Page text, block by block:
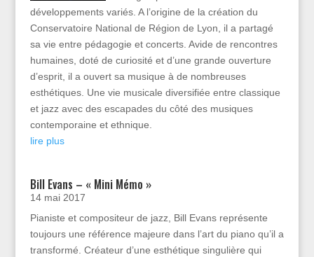
développements variés. A l’origine de la création du
Conservatoire National de Région de Lyon, il a partagé
sa vie entre pédagogie et concerts. Avide de rencontres
humaines, doté de curiosité et d’une grande ouverture
d’esprit, il a ouvert sa musique à de nombreuses
esthétiques. Une vie musicale diversifiée entre classique
et jazz avec des escapades du côté des musiques
contemporaine et ethnique.
lire plus
Bill Evans – « Mini Mémo »
14 mai 2017
Pianiste et compositeur de jazz, Bill Evans représente
toujours une référence majeure dans l’art du piano qu’il a
transformé. Créateur d’une esthétique singulière qui